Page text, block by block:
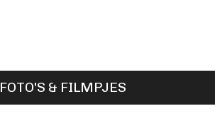
FOTO'S & FILMPJES